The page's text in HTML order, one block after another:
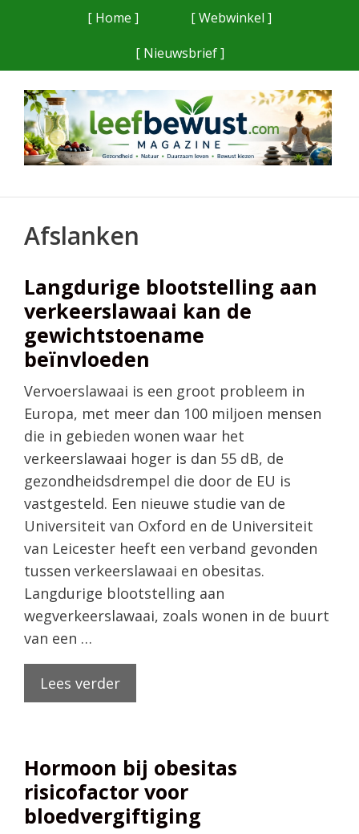
[ Home ]
[ Webwinkel ]
[ Nieuwsbrief ]
Afslanken
Langdurige blootstelling aan
verkeerslawaai kan de
gewichtstoename
beïnvloeden
Vervoerslawaai is een groot probleem in
Europa, met meer dan 100 miljoen mensen
die in gebieden wonen waar het
verkeerslawaai hoger is dan 55 dB, de
gezondheidsdrempel die door de EU is
vastgesteld. Een nieuwe studie van de
Universiteit van Oxford en de Universiteit
van Leicester heeft een verband gevonden
tussen verkeerslawaai en obesitas.
Langdurige blootstelling aan
wegverkeerslawaai, zoals wonen in de buurt
van een …
Lees verder
Hormoon bij obesitas
risicofactor voor
bloedvergiftiging